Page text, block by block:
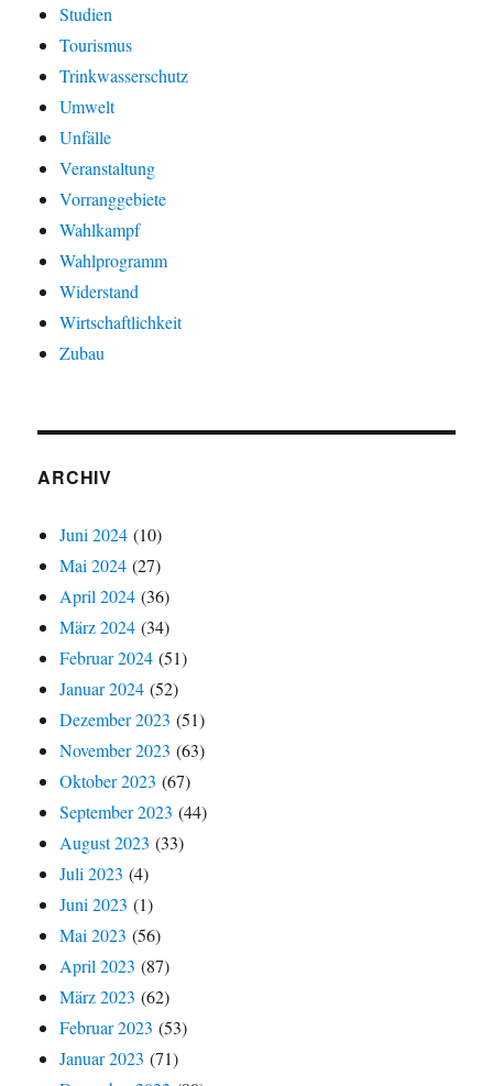
Studien
Tourismus
Trinkwasserschutz
Umwelt
Unfälle
Veranstaltung
Vorranggebiete
Wahlkampf
Wahlprogramm
Widerstand
Wirtschaftlichkeit
Zubau
ARCHIV
Juni 2024 (10)
Mai 2024 (27)
April 2024 (36)
März 2024 (34)
Februar 2024 (51)
Januar 2024 (52)
Dezember 2023 (51)
November 2023 (63)
Oktober 2023 (67)
September 2023 (44)
August 2023 (33)
Juli 2023 (4)
Juni 2023 (1)
Mai 2023 (56)
April 2023 (87)
März 2023 (62)
Februar 2023 (53)
Januar 2023 (71)